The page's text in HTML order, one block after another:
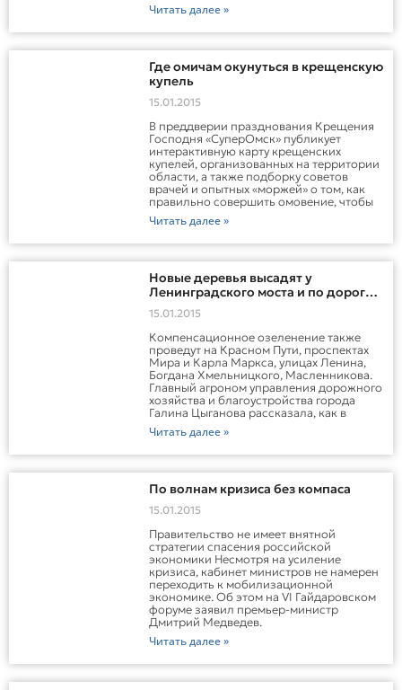
Читать далее »
Где омичам окунуться в крещенскую
купель
15.01.2015
В преддверии празднования Крещения
Господня «СуперОмск» публикует
интерактивную карту крещенских
купелей, организованных на территории
области, а также подборку советов
врачей и опытных «моржей» о том, как
правильно совершить омовение, чтобы
Читать далее »
Новые деревья высадят у
Ленинградского моста и по дороге в
аэропорт
15.01.2015
Компенсационное озеленение также
проведут на Красном Пути, проспектах
Мира и Карла Маркса, улицах Ленина,
Богдана Хмельницкого, Масленникова.
Главный агроном управления дорожного
хозяйства и благоустройства города
Галина Цыганова рассказала, как в
Читать далее »
По волнам кризиса без компаса
15.01.2015
Правительство не имеет внятной
стратегии спасения российской
экономики Несмотря на усиление
кризиса, кабинет министров не намерен
переходить к мобилизационной
экономике. Об этом на VI Гайдаровском
форуме заявил премьер-министр
Дмитрий Медведев.
Читать далее »